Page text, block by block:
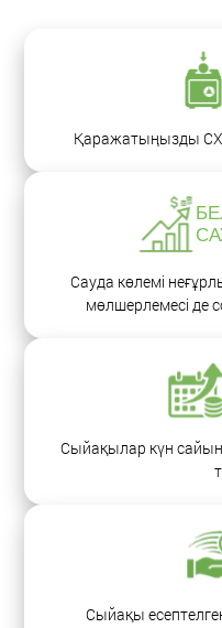
Қаражатыңызды
Сауда көлемі
мөлшерлемесі де
Сыйақылар күн сайын
Сыйақы